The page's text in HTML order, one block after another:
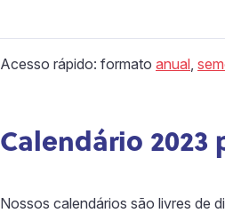
Acesso rápido: formato anual,
Calendário
Nossos calendários são livres de